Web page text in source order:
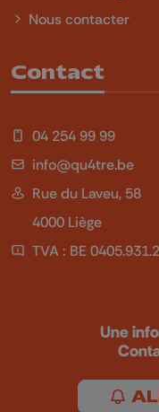
Nous contacter
Contact
04 254 99 99
info@qu4tre.be
Rue du Laveu, 58
4000 Liège
TVA : BE
Une